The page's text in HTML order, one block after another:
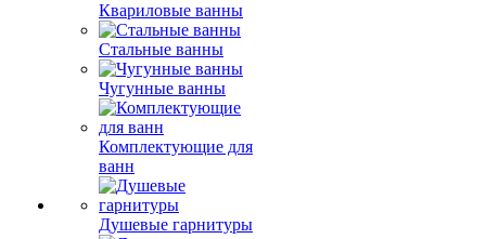
Квариловые ванны
Стальные ванны
Чугунные ванны
Комплектующие для
ванн
Душевые гарнитуры